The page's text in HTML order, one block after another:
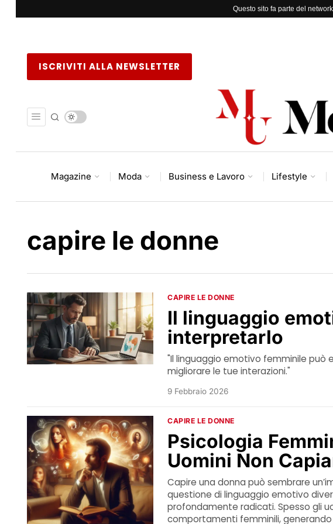
Questo sito fa parte del network
ISCRIVITI ALLA NEWSLETTER
Magazine Moda Business e Lavoro Lifestyle
capire le donne
CAPIRE LE DONNE
Il linguaggio
interpretarlo
"Il linguaggio emotivo femminile può
migliorare le tue interazioni."
9 Febbraio 2026
CAPIRE LE DONNE
Psicologia
Uomini Non
Capire una donna può sembrare
questione di linguaggio emotivo
profondamente radicati. Spesso gli
comportamenti femminili,